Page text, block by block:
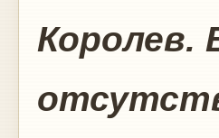
Королев.